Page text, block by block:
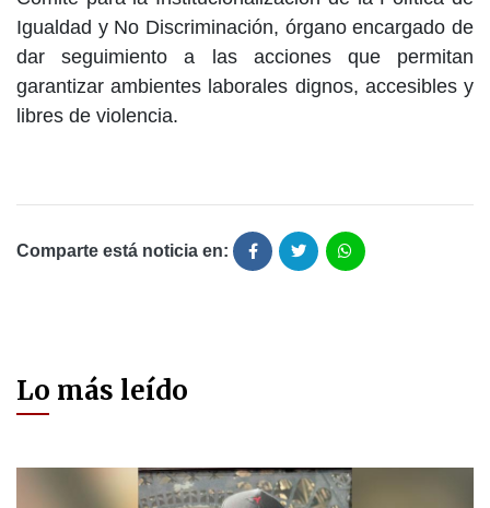
Igualdad y No Discriminación, órgano encargado de
dar seguimiento a las acciones que permitan
garantizar ambientes laborales dignos, accesibles y
libres de violencia.
Comparte está noticia en:
Lo más leído